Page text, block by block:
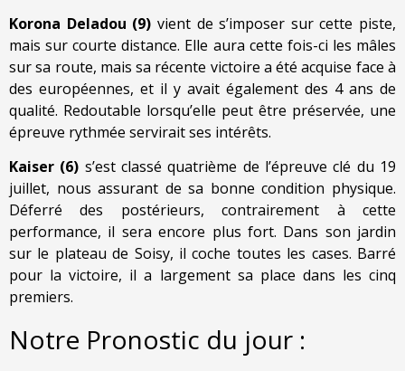
Korona Deladou (9) vient de s’imposer sur cette piste,
mais sur courte distance. Elle aura cette fois-ci les mâles
sur sa route, mais sa récente victoire a été acquise face à
des européennes, et il y avait également des 4 ans de
qualité. Redoutable lorsqu’elle peut être préservée, une
épreuve rythmée servirait ses intérêts.
Kaiser (6) s’est classé quatrième de l’épreuve clé du 19
juillet, nous assurant de sa bonne condition physique.
Déferré des postérieurs, contrairement à cette
performance, il sera encore plus fort. Dans son jardin
sur le plateau de Soisy, il coche toutes les cases. Barré
pour la victoire, il a largement sa place dans les cinq
premiers.
Notre Pronostic du jour :